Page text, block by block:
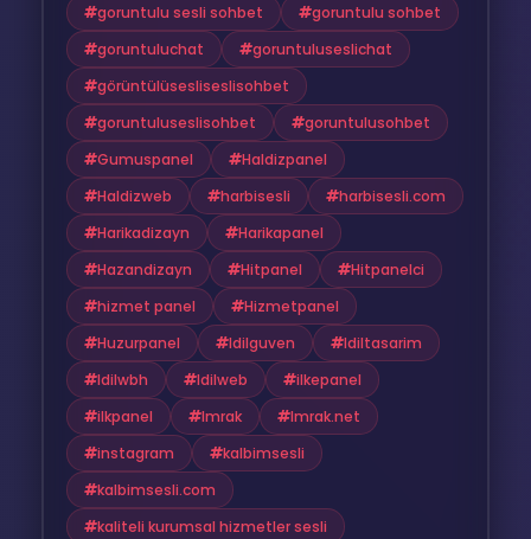
goruntulu sesli sohbet
goruntulu sohbet
goruntuluchat
goruntuluseslichat
görüntülüsesliseslisohbet
goruntuluseslisohbet
goruntulusohbet
Gumuspanel
Haldizpanel
Haldizweb
harbisesli
harbisesli.com
Harikadizayn
Harikapanel
Hazandizayn
Hitpanel
Hitpanelci
hizmet panel
Hizmetpanel
Huzurpanel
Idilguven
Idiltasarim
Idilwbh
Idilweb
ilkepanel
ilkpanel
Imrak
Imrak.net
instagram
kalbimsesli
kalbimsesli.com
kaliteli kurumsal hizmetler sesli